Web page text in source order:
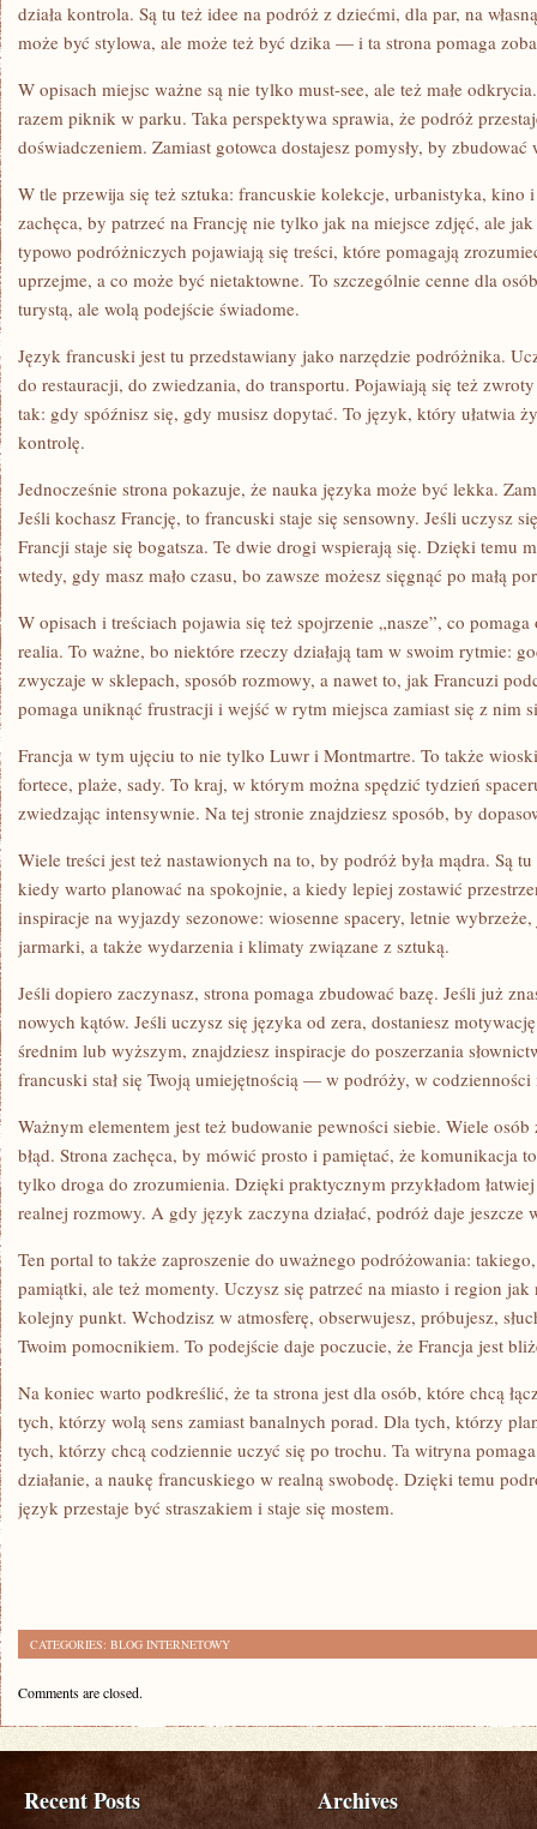
działa kontrola. Są tu też idee na podróż z dziećmi, dla par, na
może być stylowa, ale może też być dzika — i ta strona pomaga
W opisach miejsc ważne są nie tylko must-see, ale też małe
razem piknik w parku. Taka perspektywa sprawia, że podróż
doświadczeniem. Zamiast gotowca dostajesz pomysły, by zbudować
W tle przewija się też sztuka: francuskie kolekcje, urbanistyka, kino
zachęca, by patrzeć na Francję nie tylko jak na miejsce zdjęć, ale
typowo podróżniczych pojawiają się treści, które pomagają
uprzejme, a co może być nietaktowne. To szczególnie cenne dla
turystą, ale wolą podejście świadome.
Język francuski jest tu przedstawiany jako narzędzie podróżnika.
do restauracji, do zwiedzania, do transportu. Pojawiają się też
tak: gdy spóźnisz się, gdy musisz dopytać. To język, który ułatwia
kontrolę.
Jednocześnie strona pokazuje, że nauka języka może być lekka.
Jeśli kochasz Francję, to francuski staje się sensowny. Jeśli uczysz
Francji staje się bogatsza. Te dwie drogi wspierają się. Dzięki temu
wtedy, gdy masz mało czasu, bo zawsze możesz sięgnąć po małą
W opisach i treściach pojawia się też spojrzenie „nasze”, co
realia. To ważne, bo niektóre rzeczy działają tam w swoim rytmie:
zwyczaje w sklepach, sposób rozmowy, a nawet to, jak Francuzi
pomaga uniknąć frustracji i wejść w rytm miejsca zamiast się z nim
Francja w tym ujęciu to nie tylko Luwr i Montmartre. To także
fortece, plaże, sady. To kraj, w którym można spędzić tydzień
zwiedzając intensywnie. Na tej stronie znajdziesz sposób, by
Wiele treści jest też nastawionych na to, by podróż była mądra. Są
kiedy warto planować na spokojnie, a kiedy lepiej zostawić
inspiracje na wyjazdy sezonowe: wiosenne spacery, letnie
jarmarki, a także wydarzenia i klimaty związane z sztuką.
Jeśli dopiero zaczynasz, strona pomaga zbudować bazę. Jeśli już
nowych kątów. Jeśli uczysz się języka od zera, dostaniesz
średnim lub wyższym, znajdziesz inspiracje do poszerzania
francuski stał się Twoją umiejętnością — w podróży, w
Ważnym elementem jest też budowanie pewności siebie. Wiele
błąd. Strona zachęca, by mówić prosto i pamiętać, że komunikacja
tylko droga do zrozumienia. Dzięki praktycznym przykładom
realnej rozmowy. A gdy język zaczyna działać, podróż daje jeszcze
Ten portal to także zaproszenie do uważnego podróżowania:
pamiątki, ale też momenty. Uczysz się patrzeć na miasto i region
kolejny punkt. Wchodzisz w atmosferę, obserwujesz, próbujesz,
Twoim pomocnikiem. To podejście daje poczucie, że Francja jest
Na koniec warto podkreślić, że ta strona jest dla osób, które chcą
tych, którzy wolą sens zamiast banalnych porad. Dla tych, którzy
tych, którzy chcą codziennie uczyć się po trochu. Ta witryna
działanie, a naukę francuskiego w realną swobodę. Dzięki temu
język przestaje być straszakiem i staje się mostem.
CATEGORIES: BLOG INTERNETOWY
Comments are closed.
Recent Posts Archives